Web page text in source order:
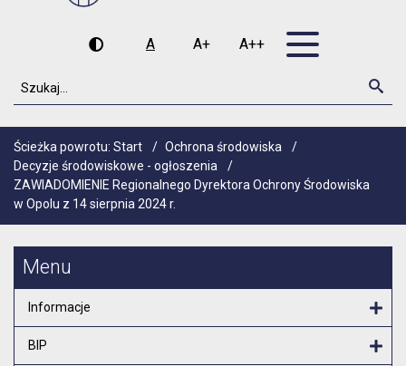
Wysoki kontrast
A
Czcionka domyślna
A+
Czcionka średnia
A++
Czcionka duża
Szukaj
Ścieżka powrotu: Start / Ochrona środowiska
/
Decyzje środowiskowe - ogłoszenia
/
ZAWIADOMIENIE Regionalnego Dyrektora Ochrony Środowiska
w Opolu z 14 sierpnia 2024 r.
Menu
Informacje
BIP